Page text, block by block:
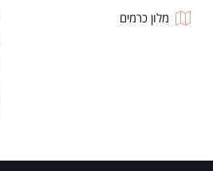
מלון כרמים